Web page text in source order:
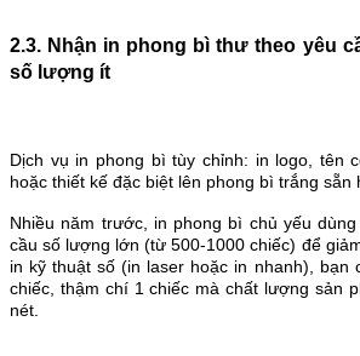
2.3. Nhận in phong bì thư theo yêu
số lượng ít
Dịch vụ in phong bì tùy chỉnh: in logo, tên
hoặc thiết kế đặc biệt lên phong bì trắng sẵn
Nhiều năm trước, in phong bì chủ yếu
cầu số lượng lớn (từ 500-1000 chiếc) để
in kỹ thuật số (in laser hoặc in nhanh), bạn
chiếc, thậm chí 1 chiếc mà chất lượng sản
nét.